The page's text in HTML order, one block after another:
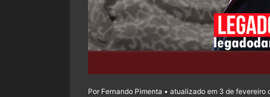
Por Fernando Pimenta • atualizado em 3 de fevereiro